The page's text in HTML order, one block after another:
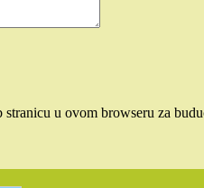
u ovom browseru za